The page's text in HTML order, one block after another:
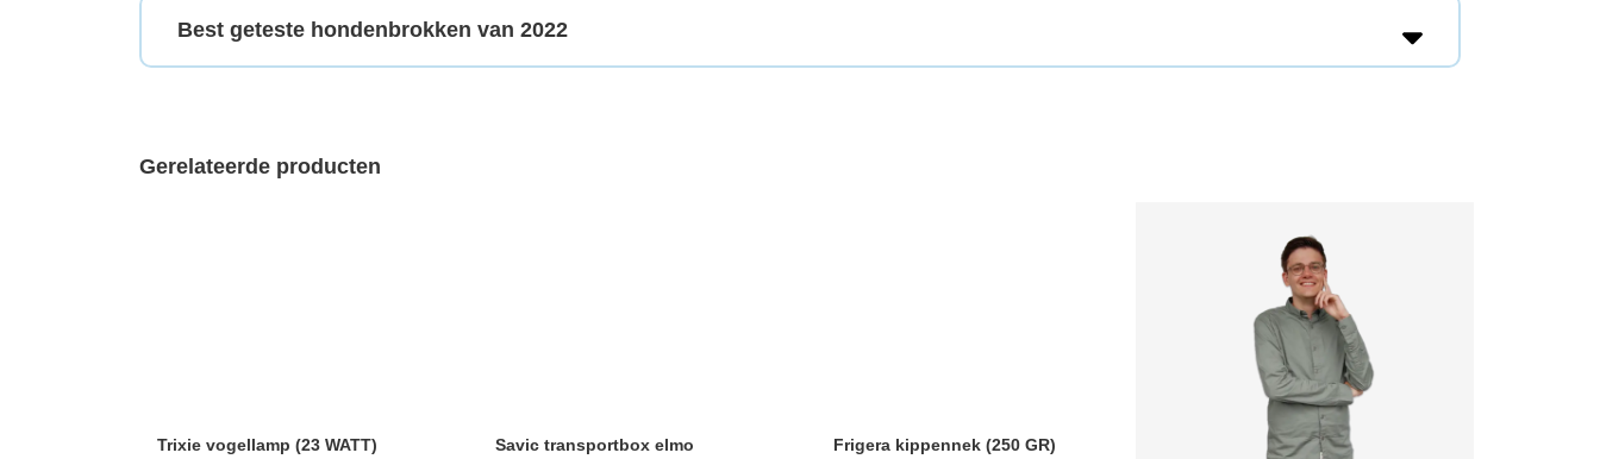
Best geteste hondenbrokken van 2022
Gerelateerde producten
Trixie vogellamp (23 WATT)
Savic transportbox elmo
Frigera kippennek (250 GR)